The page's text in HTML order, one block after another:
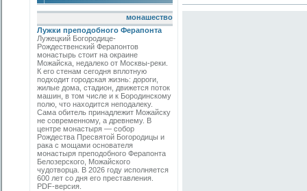
монашество
Лужки преподобного Ферапонта
Лужецкий Богородице-
Рождественский Ферапонтов
монастырь стоит на окраине
Можайска, недалеко от Москвы-реки.
К его стенам сегодня вплотную
подходит городская жизнь: дороги,
жилые дома, стадион, движется поток
машин, в том числе и к Бородинскому
полю, что находится неподалеку.
Сама обитель принадлежит Можайску
не современному, а древнему. В
центре монастыря — собор
Рождества Пресвятой Богородицы и
рака с мощами основателя
монастыря преподобного Ферапонта
Белозерского, Можайского
чудотворца. В 2026 году исполняется
600 лет со дня его преставления.
PDF-версия.